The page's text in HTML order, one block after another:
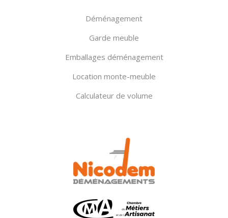
Déménagement
Garde meuble
Emballages déménagement
Location monte-meuble
Calculateur de volume